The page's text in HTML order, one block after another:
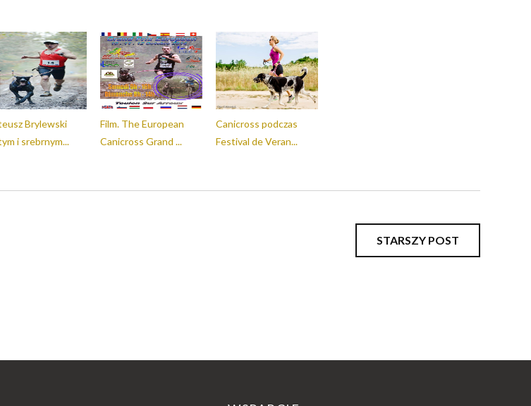
Brylewski
i srebrnym...
Film. The European
Canicross Grand ...
Canicross podczas
Festival de Veran...
STARSZY POST